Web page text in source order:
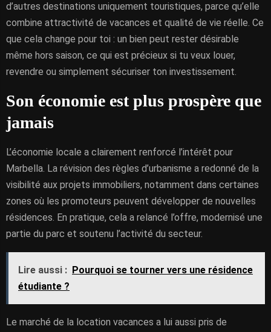
d’autres destinations uniquement touristiques, parce qu’elle
combine attractivité de vacances et qualité de vie réelle. Ce
que cela change pour toi : un bien peut rester désirable
même hors saison, ce qui est précieux si tu veux louer,
revendre ou simplement sécuriser ton investissement.
Son économie est plus prospère que
jamais
L’économie locale a clairement renforcé l’intérêt pour
Marbella. La révision des règles d’urbanisme a redonné de la
visibilité aux projets immobiliers, notamment dans certaines
zones où les promoteurs peuvent développer de nouvelles
résidences. En pratique, cela a relancé l’offre, modernisé une
partie du parc et soutenu l’activité du secteur.
Lire aussi : Pourquoi se tourner vers une résidence
étudiante ?
Le marché de la location vacances a lui aussi pris de